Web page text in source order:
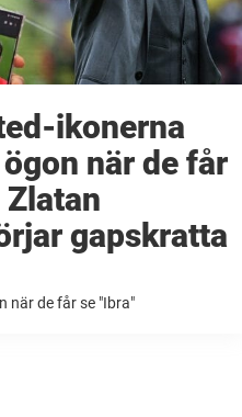
ikonerna
när de får
Zlatan
gapskratta
när de får se "Ibra"